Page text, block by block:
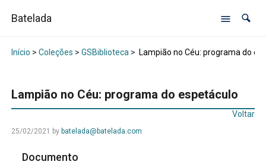
Batelada
Início > Coleções > GSBiblioteca> Lampião no Céu: programa do
Lampião no Céu: programa do espetáculo
Voltar
25/02/2021 by batelada@batelada.com
Documento